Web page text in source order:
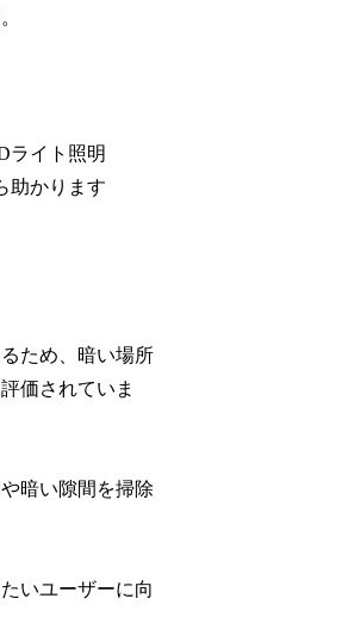
ライト照明
助かります
ため、暗い場所
価されていま
暗い隙間を掃除
いユーザーに向